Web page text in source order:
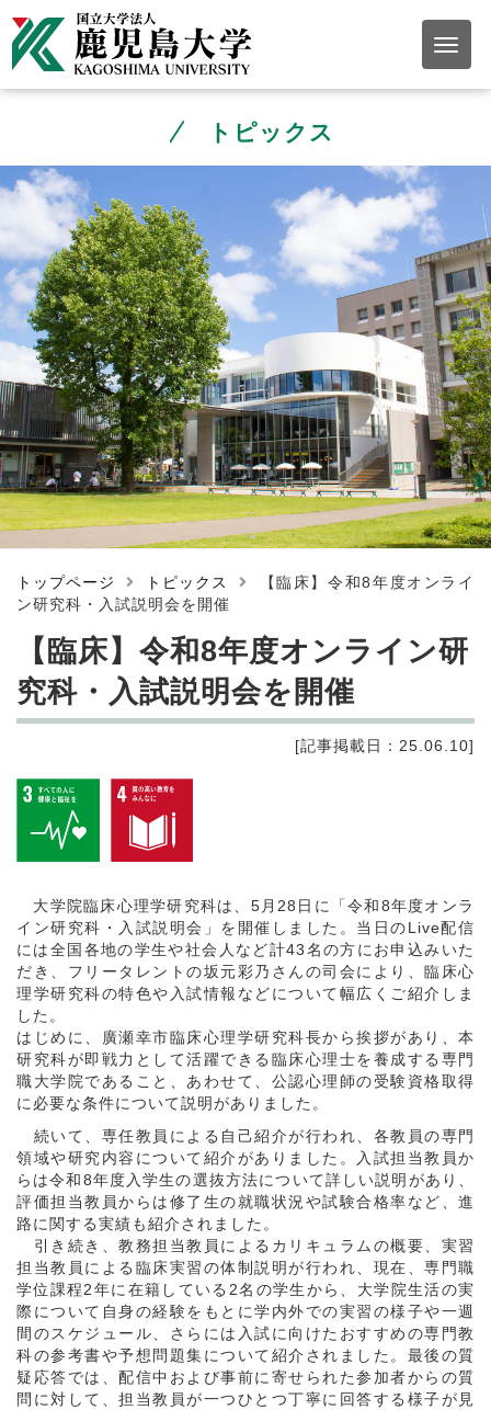
トピックス
トップページ トピックス
【臨床】令和8年度オンライ
ン研究科・入試説明会を開催
【臨床】令和8年度オンライン研
究科・入試説明会を開催
[記事掲載日：25.06.10]
大学院臨床心理学研究科は、5月28日に「令和8年度オンラ
イン研究科・入試説明会」を開催しました。当日のLive配信
には全国各地の学生や社会人など計43名の方にお申込みいた
だき、フリータレントの坂元彩乃さんの司会により、臨床心
理学研究科の特色や入試情報などについて幅広くご紹介しま
した。
はじめに、廣瀬幸市臨床心理学研究科長から挨拶があり、本
研究科が即戦力として活躍できる臨床心理士を養成する専門
職大学院であること、あわせて、公認心理師の受験資格取得
に必要な条件について説明がありました。
続いて、専任教員による自己紹介が行われ、各教員の専門
領域や研究内容について紹介がありました。入試担当教員か
らは令和8年度入学生の選抜方法について詳しい説明があり、
評価担当教員からは修了生の就職状況や試験合格率など、進
路に関する実績も紹介されました。
引き続き、教務担当教員によるカリキュラムの概要、実習
担当教員による臨床実習の体制説明が行われ、現在、専門職
学位課程2年に在籍している2名の学生から、大学院生活の実
際について自身の経験をもとに学内外での実習の様子や一週
間のスケジュール、さらには入試に向けたおすすめの専門教
科の参考書や予想問題集について紹介されました。最後の質
疑応答では、配信中および事前に寄せられた参加者からの質
問に対して、担当教員が一つひとつ丁寧に回答する様子が見